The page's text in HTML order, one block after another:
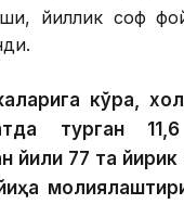
йиллик соф
кўра,
турган
йили 77 та